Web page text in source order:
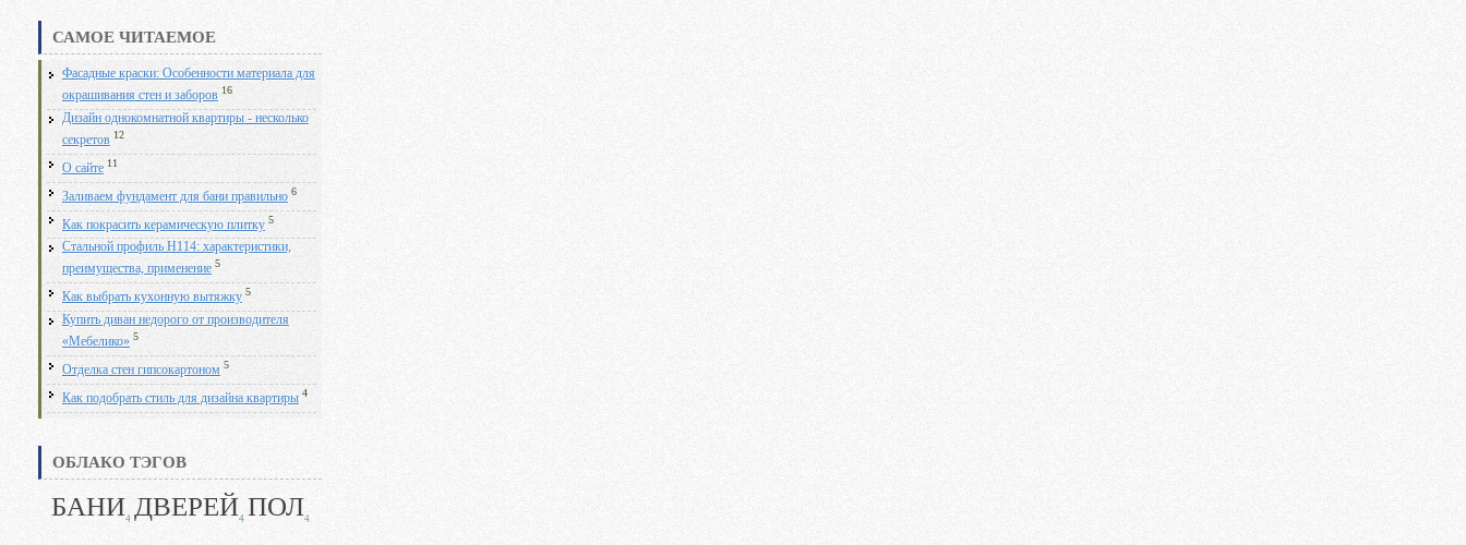
САМОЕ ЧИТАЕМОЕ
Фасадные краски: Особенности материала для
окрашивания стен и заборов 16
Дизайн однокомнатной квартиры - несколько
секретов 12
О сайте 11
Заливаем фундамент для бани правильно 6
Как покрасить керамическую плитку 5
Стальной профиль Н114: характеристики,
преимущества, применение 5
Как выбрать кухонную вытяжку 5
Купить диван недорого от производителя
«Мебелико» 5
Отделка стен гипсокартоном 5
Как подобрать стиль для дизайна квартиры 4
ОБЛАКО ТЭГОВ
БАНИ4 ДВЕРЕЙ4 ПОЛ4